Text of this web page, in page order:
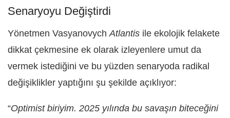
Senaryoyu Değiştirdi
Yönetmen Vasyanovych Atlantis ile ekolojik felakete
dikkat çekmesine ek olarak izleyenlere umut da
vermek istediğini ve bu yüzden senaryoda radikal
değişiklikler yaptığını şu şekilde açıklıyor:
“Optimist biriyim. 2025 yılında bu savaşın biteceğini